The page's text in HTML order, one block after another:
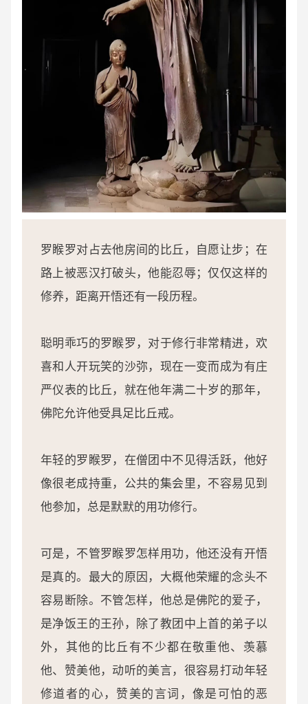
罗睺罗对占去他房间的比丘，自愿让步；在
路上被恶汉打破头，他能忍辱；仅仅这样的
修养，距离开悟还有一段历程。
聪明乖巧的罗睺罗，对于修行非常精进，欢
喜和人开玩笑的沙弥，现在一变而成为有庄
严仪表的比丘，就在他年满二十岁的那年，
佛陀允许他受具足比丘戒。
年轻的罗睺罗，在僧团中不见得活跃，他好
像很老成持重，公共的集会里，不容易见到
他参加，总是默默的用功修行。
可是，不管罗睺罗怎样用功，他还没有开悟
是真的。最大的原因，大概他荣耀的念头不
容易断除。不管怎样，他总是佛陀的爱子，
是净饭王的王孙，除了教团中上首的弟子以
外，其他的比丘有不少都在敬重他、羡慕
他、赞美他，动听的美言，很容易打动年轻
修道者的心，赞美的言词，像是可怕的恶